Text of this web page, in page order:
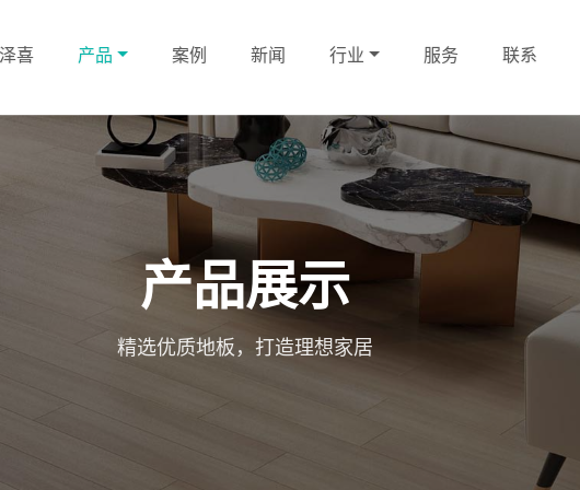
泽喜 产品 案例 新闻 行业 服务 联系
产品展示
精选优质地板，打造理想家居